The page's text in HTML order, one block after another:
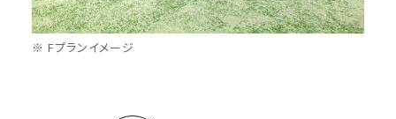
※ Fプランイメージ